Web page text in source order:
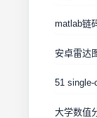
matlab链
安卓雷达
51 single-
大学数值